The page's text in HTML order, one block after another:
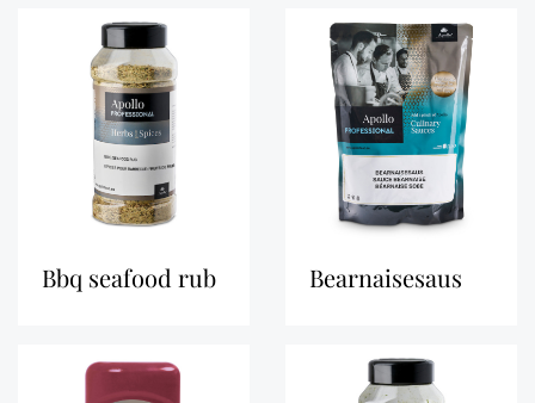
bbq seafood rub bearnaisesaus